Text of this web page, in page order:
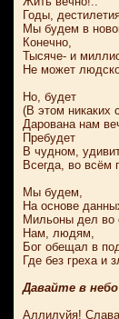
Годы,
Мы будем в
Конечно,
Тысяче- и
Не может
Но, будет
(В этом никаких
Дарована нам
Пребудет
В чудном,
Всегда, во всём
Мы будем,
На основе
Мильоны дел во
Нам, людям,
Бог обещал в
Где без греха
Давайте в небо
Аллилуйя!